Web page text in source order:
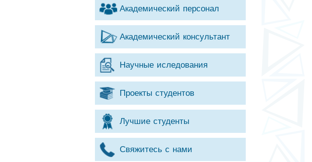
Академический персонал
Академический консультант
Научные иследования
Проекты студентов
Лучшие студенты
Свяжитесь с нами